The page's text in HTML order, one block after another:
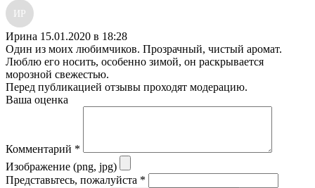
ИР
Ирина 15.01.2020 в 18:28
Один из моих любимчиков. Прозрачный, чистый аромат.
Люблю его носить, особенно зимой, он раскрывается
морозной свежестью.
Перед публикацией отзывы проходят модерацию.
Ваша оценка
Комментарий *
Изображение (png, jpg)
Представьтесь, пожалуйста *